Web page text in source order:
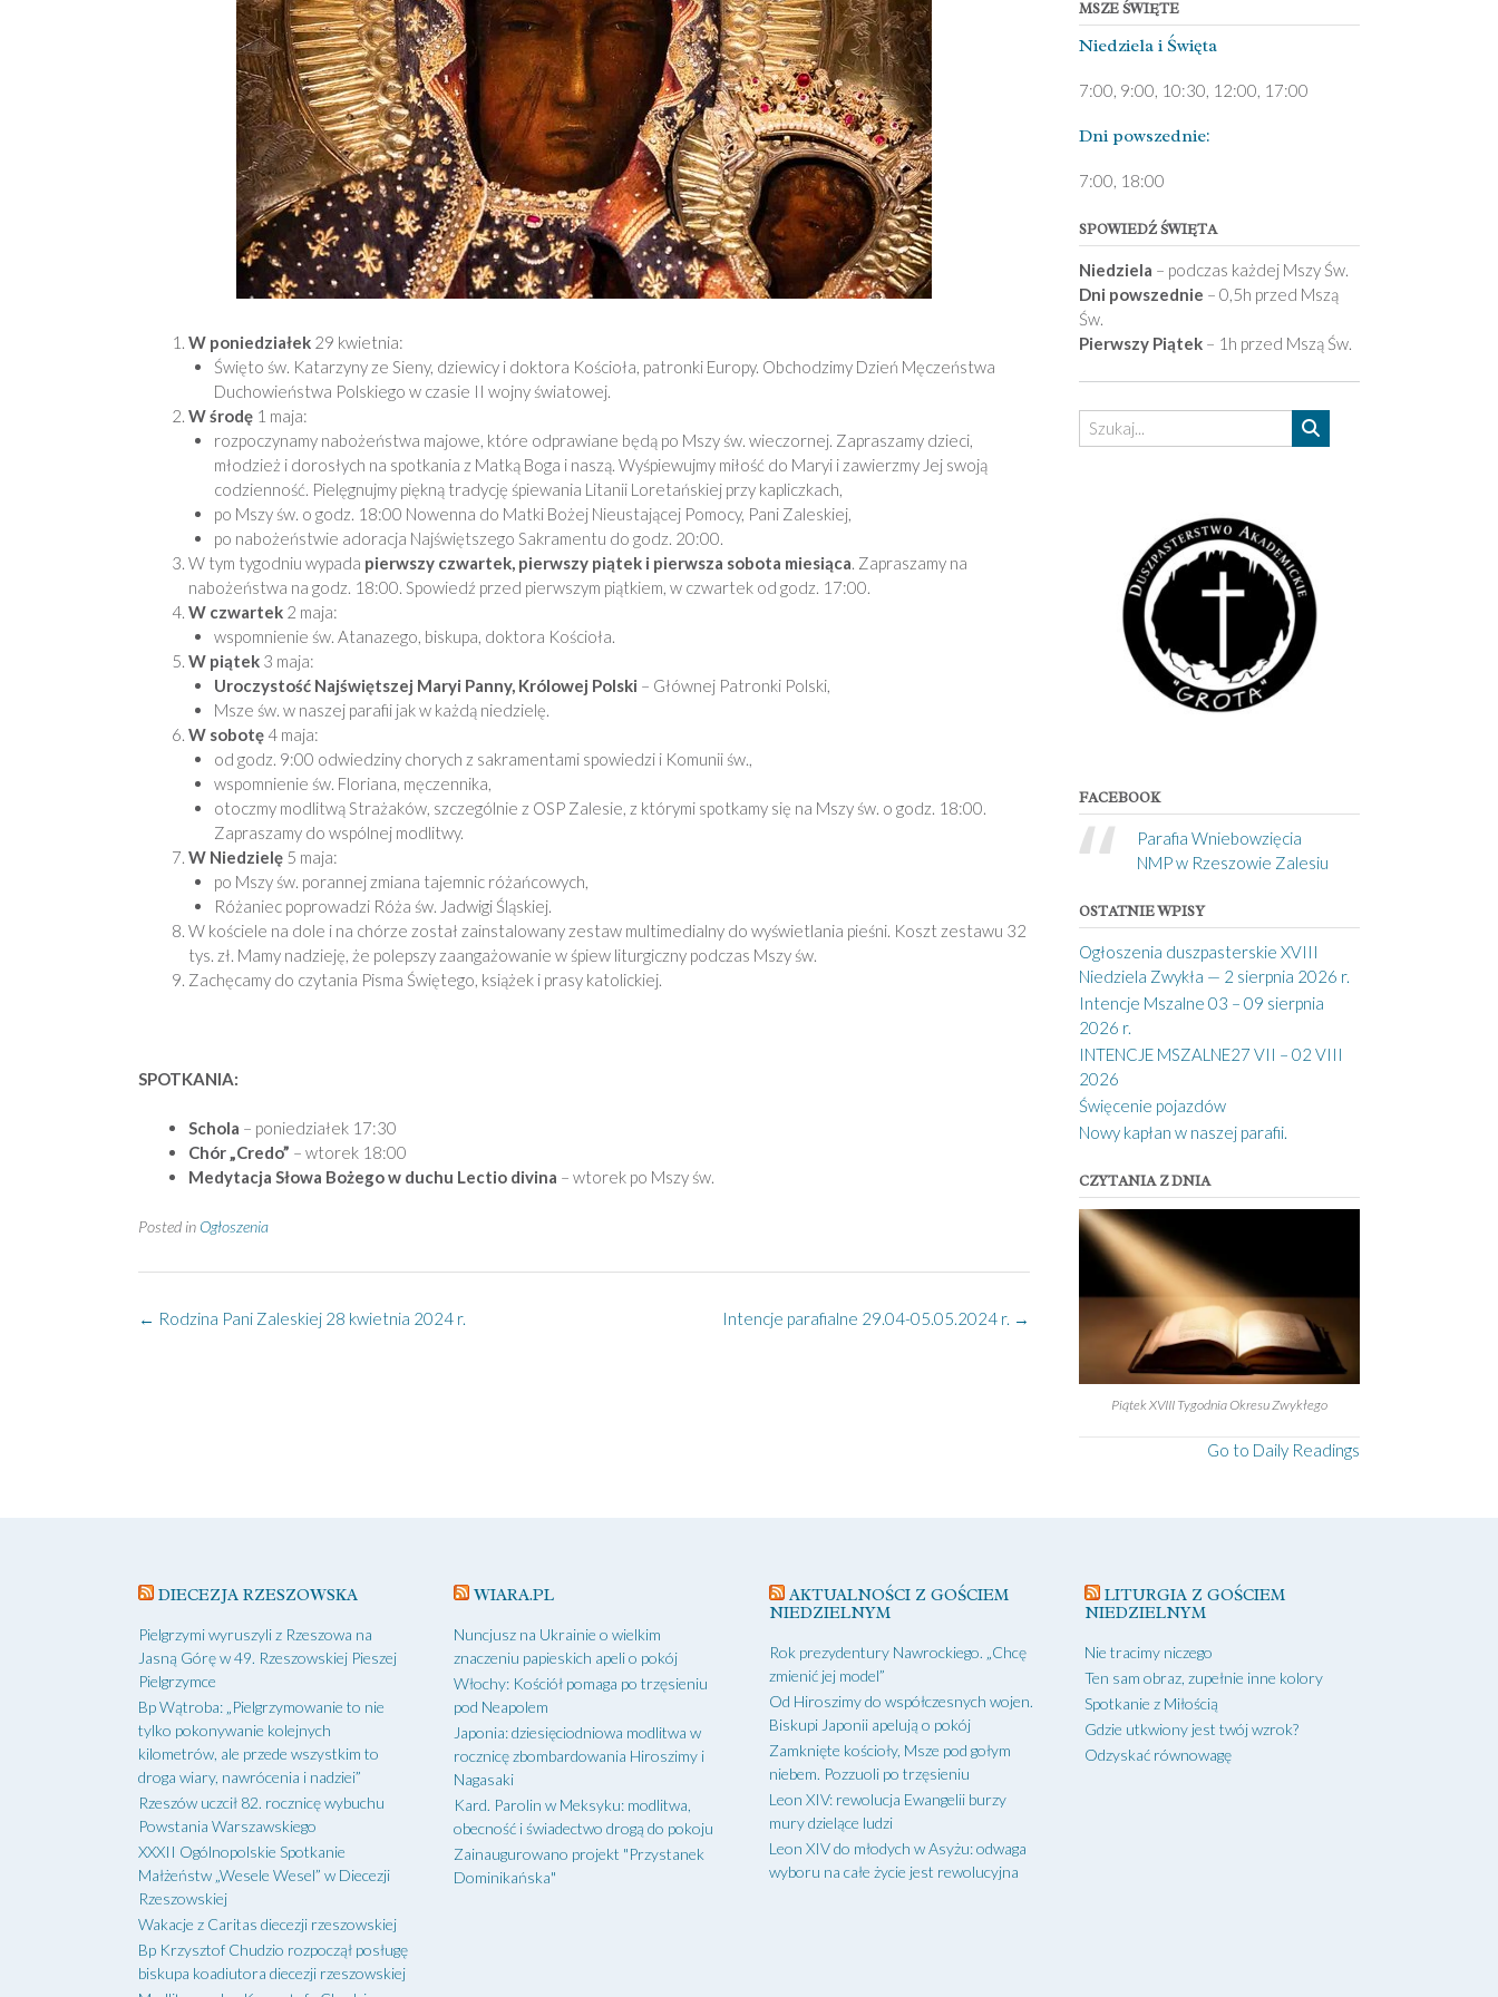
W poniedziałek 29 kwietnia:
Święto św. Katarzyny ze Sieny, dziewicy i doktora Kościoła, patronki Europy. Obchodzimy Dzień Męczeństwa
Duchowieństwa Polskiego w czasie II wojny światowej.
W środę 1 maja:
rozpoczynamy nabożeństwa majowe, które odprawiane będą po Mszy św. wieczornej. Zapraszamy dzieci,
młodzież i dorosłych na spotkania z Matką Boga i naszą. Wyśpiewujmy miłość do Maryi i zawierzmy Jej swoją
codzienność. Pielęgnujmy piękną tradycję śpiewania Litanii Loretańskiej przy kapliczkach,
po Mszy św. o godz. 18:00 Nowenna do Matki Bożej Nieustającej Pomocy, Pani Zaleskiej,
po nabożeństwie adoracja Najświętszego Sakramentu do godz. 20:00.
W tym tygodniu wypada pierwszy czwartek, pierwszy piątek i pierwsza sobota miesiąca . Zapraszamy na
nabożeństwa na godz. 18:00. Spowiedź przed pierwszym piątkiem, w czwartek od godz. 17:00.
W czwartek 2 maja:
wspomnienie św. Atanazego, biskupa, doktora Kościoła.
W piątek 3 maja:
Uroczystość Najświętszej Maryi Panny, Królowej Polski – Głównej Patronki Polski,
Msze św. w naszej parafii jak w każdą niedzielę.
W sobotę 4 maja:
od godz. 9:00 odwiedziny chorych z sakramentami spowiedzi i Komunii św.,
wspomnienie św. Floriana, męczennika,
otoczmy modlitwą Strażaków, szczególnie z OSP Zalesie, z którymi spotkamy się na Mszy św. o godz. 18:00.
Zapraszamy do wspólnej modlitwy.
W Niedzielę 5 maja:
po Mszy św. porannej zmiana tajemnic różańcowych,
Różaniec poprowadzi Róża św. Jadwigi Śląskiej.
W kościele na dole i na chórze został zainstalowany zestaw multimedialny do wyświetlania pieśni. Koszt zestawu 32
tys. zł. Mamy nadzieję, że polepszy zaangażowanie w śpiew liturgiczny podczas Mszy św.
Zachęcamy do czytania Pisma Świętego, książek i prasy katolickiej.
SPOTKANIA:
Schola – poniedziałek 17:30
Chór „Credo” – wtorek 18:00
Medytacja Słowa Bożego w duchu Lectio divina – wtorek po Mszy św.
Posted in Ogłoszenia
Post
Intencje parafialne 29.04-05.05.2024 r. →
← Rodzina Pani Zaleskiej 28 kwietnia 2024 r.
MSZE ŚWIĘTE
Niedziela ­i Święta
7:00, 9:00, 10:30, 12:00, 17:00
Dni pows­zednie:
7­:00, 18:00­
SPOWIEDŹ ŚWIĘTA
Niedziela – podczas każdej Mszy Św.
Dni powszednie – 0,5h przed Mszą
Św.
Pierwszy Piątek– 1h przed Mszą Św.
FACEBOOK
Parafia Wniebowzięcia
NMP w Rzeszowie Zalesiu
OSTATNIE WPISY
Ogłoszenia duszpasterskie XVIII
Niedziela Zwykła — 2 sierpnia 2026 r.
Intencje Mszalne 03 – 09 sierpnia
2026 r.
INTENCJE MSZALNE27 VII – 02 VIII
2026
Święcenie pojazdów
Nowy kapłan w naszej parafii.
CZYTANIA Z DNIA
Piątek XVIII Tygodnia Okresu Zwykłego
Go to Daily Readings
DIECEZJA RZESZOWSKA
Pielgrzymi wyruszyli z Rzeszowa na
Jasną Górę w 49. Rzeszowskiej Pieszej
Pielgrzymce
Bp Wątroba: „Pielgrzymowanie to nie
tylko pokonywanie kolejnych
kilometrów, ale przede wszystkim to
droga wiary, nawrócenia i nadziei”
Rzeszów uczcił 82. rocznicę wybuchu
Powstania Warszawskiego
XXXII Ogólnopolskie Spotkanie
Małżeństw „Wesele Wesel” w Diecezji
Rzeszowskiej
Wakacje z Caritas diecezji rzeszowskiej
Bp Krzysztof Chudzio rozpoczął posługę
biskupa koadiutora diecezji rzeszowskiej
WIARA.PL
Nuncjusz na Ukrainie o wielkim
znaczeniu papieskich apeli o pokój
Włochy: Kościół pomaga po trzęsieniu
pod Neapolem
Japonia: dziesięciodniowa modlitwa w
rocznicę zbombardowania Hiroszimy i
Nagasaki
Kard. Parolin w Meksyku: modlitwa,
obecność i świadectwo drogą do pokoju
Zainaugurowano projekt "Przystanek
Dominikańska"
AKTUALNOŚCI Z GOŚCIEM
NIEDZIELNYM
Rok prezydentury Nawrockiego. „Chcę
zmienić jej model”
Od Hiroszimy do współczesnych wojen.
Biskupi Japonii apelują o pokój
Zamknięte kościoły, Msze pod gołym
niebem. Pozzuoli po trzęsieniu
Leon XIV: rewolucja Ewangelii burzy
mury dzielące ludzi
Leon XIV do młodych w Asyżu: odwaga
wyboru na całe życie jest rewolucyjna
LITURGIA Z GOŚCIEM
NIEDZIELNYM
Nie tracimy niczego
Ten sam obraz, zupełnie inne kolory
Spotkanie z Miłością
Gdzie utkwiony jest twój wzrok?
Odzyskać równowagę